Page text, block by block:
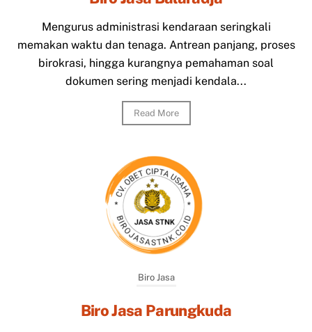
Mengurus administrasi kendaraan seringkali
memakan waktu dan tenaga. Antrean panjang, proses
birokrasi, hingga kurangnya pemahaman soal
dokumen sering menjadi kendala...
Read More
Biro Jasa
Biro Jasa Parungkuda